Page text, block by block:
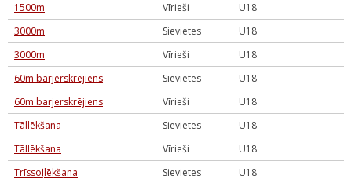
1500m
Vīrieši
U18
3000m
Sievietes
U18
3000m
Vīrieši
U18
60m barjerskrējiens
Sievietes
U18
60m barjerskrējiens
Vīrieši
U18
Tāllēkšana
Sievietes
U18
Tāllēkšana
Vīrieši
U18
Trīssoļlēkšana
Sievietes
U18